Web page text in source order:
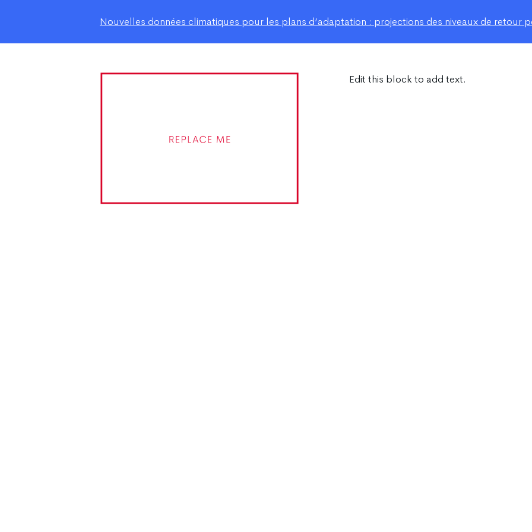
Nouvelles données climatiques pour les plans d’adaptation : projections des niveaux de retour
Edit this block to add text.